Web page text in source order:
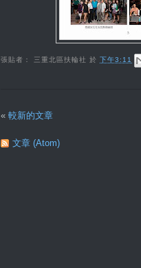
張貼者： 三重北區扶輪社 於下午3:11
« 較新的文章
文章 (Atom)